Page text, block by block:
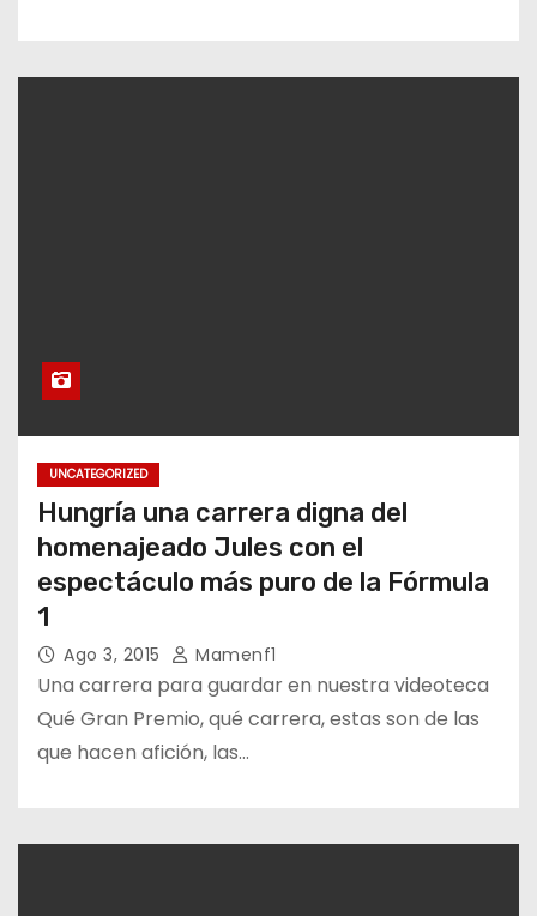
UNCATEGORIZED
Hungría una carrera digna del
homenajeado Jules con el
espectáculo más puro de la Fórmula
1
Ago 3, 2015 Mamenf1
Una carrera para guardar en nuestra videoteca
Qué Gran Premio, qué carrera, estas son de las
que hacen afición, las…